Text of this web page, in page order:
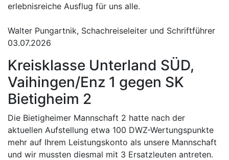
erlebnisreiche Ausflug für uns alle.
Walter Pungartnik, Schachreiseleiter und Schriftführer
03.07.2026
Kreisklasse Unterland SÜD,
Vaihingen/Enz 1 gegen SK
Bietigheim 2
Die Bietigheimer Mannschaft 2 hatte nach der
aktuellen Aufstellung etwa 100 DWZ-Wertungspunkte
mehr auf Ihrem Leistungskonto als unsere Mannschaft
und wir mussten diesmal mit 3 Ersatzleuten antreten.